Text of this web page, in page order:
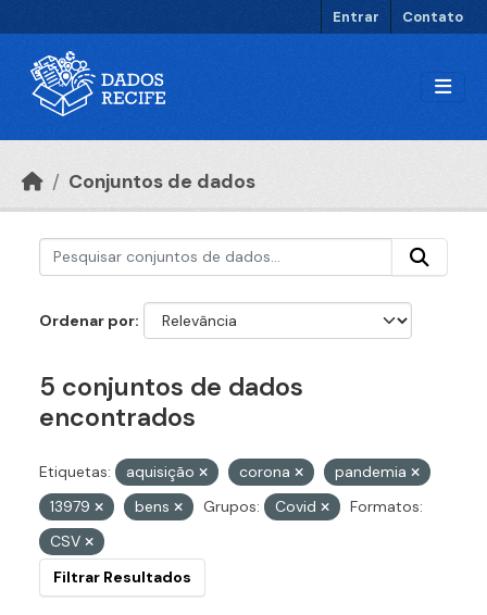
Entrar Contato
Conjuntos de dados
Ordenar por
5 conjuntos de dados
encontrados
Etiquetas: aquisição corona
pandemia
13979
bens Grupos: Covid
Formatos:
CSV
Filtrar Resultados